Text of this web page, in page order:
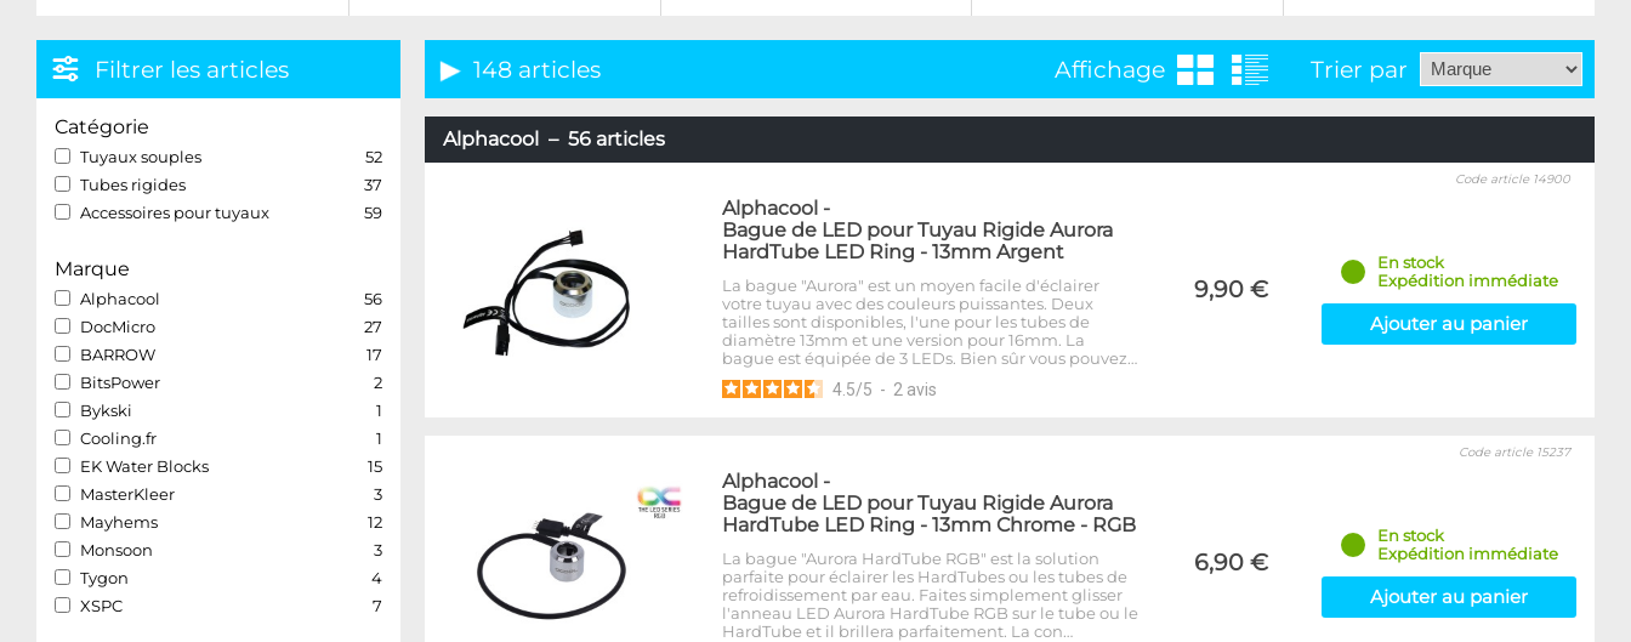
Filtrer les articles
Catégorie
Tuyaux souples
52
Tubes rigides
37
Accessoires pour tuyaux
59
Marque
Alphacool
56
DocMicro
27
BARROW
17
BitsPower
2
Bykski
1
Cooling.fr
1
EK Water Blocks
15
MasterKleer
3
Mayhems
12
Monsoon
3
Tygon
4
XSPC
7
148 articles Affichage Trier par
Alphacool – 56 articles
Alphacool -
Bague de LED pour Tuyau Rigide Aurora
HardTube LED Ring - 13mm Argent
La bague "Aurora" est un moyen facile d'éclairer
votre tuyau avec des couleurs puissantes. Deux
tailles sont disponibles, l'une pour les tubes de
diamètre 13mm et une version pour 16mm. La
bague est équipée de 3 LEDs. Bien sûr vous pouvez…
4.5/5 - 2 avis
9,90 €
Code article 14900
En stock
Expédition immédiate
Ajouter au panier
Alphacool -
Bague de LED pour Tuyau Rigide Aurora
HardTube LED Ring - 13mm Chrome - RGB
La bague "Aurora HardTube RGB" est la solution
parfaite pour éclairer les HardTubes ou les tubes de
refroidissement par eau. Faites simplement glisser
l'anneau LED Aurora HardTube RGB sur le tube ou le
HardTube et il brillera parfaitement. La con…
6,90 €
Code article 15237
En stock
Expédition immédiate
Ajouter au panier